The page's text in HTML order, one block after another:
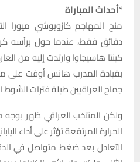
*أحداث المباراة
منح المهاجم كازويوشي ميورا
دقائق فقط، عندما حول برأسه
كينتا هاسيجاوا وارتدت إليه من
بقيادة المدرب هانس أوفت على
جماح العراقيين طيلة فترات الشوط
ولكن المنتخب العراقي ظهر بوجه
الحرارة المرتفعة تؤثر على أداء
التعادل بعد ضغط متواصل في